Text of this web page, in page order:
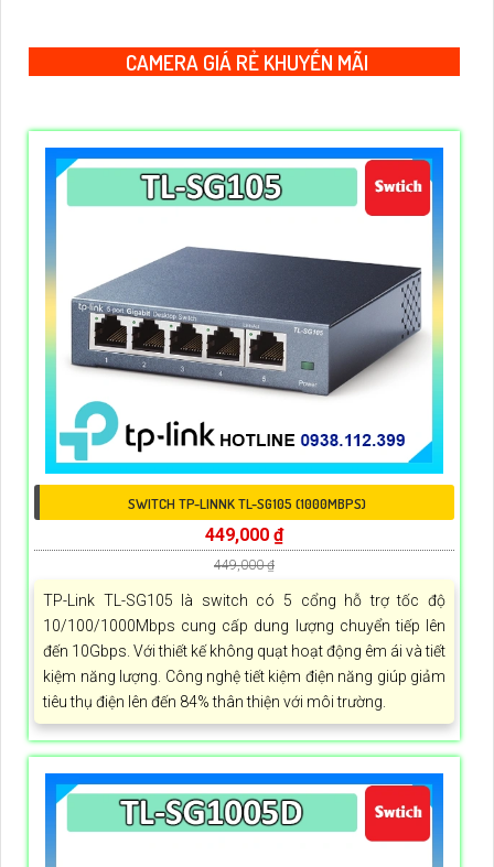
CAMERA GIÁ RẺ KHUYẾN MÃI
SWITCH TP-LINNK TL-SG105 (1000MBPS)
449,000 ₫
449,000 ₫
TP-Link TL-SG105 là switch có 5 cổng hỗ trợ tốc độ
10/100/1000Mbps cung cấp dung lượng chuyển tiếp lên
đến 10Gbps. Với thiết kế không quạt hoạt động êm ái và tiết
kiệm năng lượng. Công nghệ tiết kiệm điện năng giúp giảm
tiêu thụ điện lên đến 84% thân thiện với môi trường.